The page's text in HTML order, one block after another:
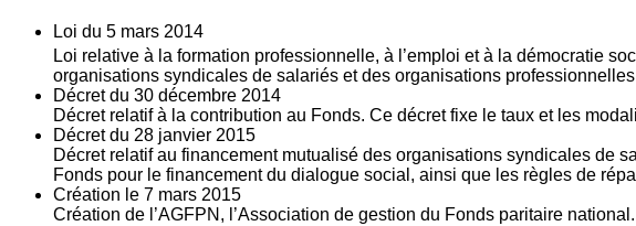
Loi du 5 mars 2014
Loi relative à la formation professionnelle, à l’emploi et à la démocratie
organisations syndicales de salariés et des organisations professionnelles
Décret du 30 décembre 2014
Décret relatif à la contribution au Fonds. Ce décret fixe le taux et les
Décret du 28 janvier 2015
Décret relatif au financement mutualisé des organisations syndicales de
Fonds pour le financement du dialogue social, ainsi que les règles de
Création le 7 mars 2015
Création de l’AGFPN, l’Association de gestion du Fonds paritaire national.